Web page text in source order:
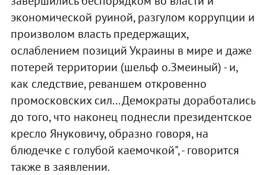
экономической руиной, разгулом коррупции и
произволом власть предержащих,
ослаблением позиций Украины в мире и даже
потерей территории (шельф о.Змеиный) - и,
как следствие, реваншем откровенно
промосковских сил... Демократы доработались
до того, что наконец поднесли президентское
кресло Януковичу, образно говоря, на
блюдечке с голубой каемочкой", - говорится
также в заявлении.